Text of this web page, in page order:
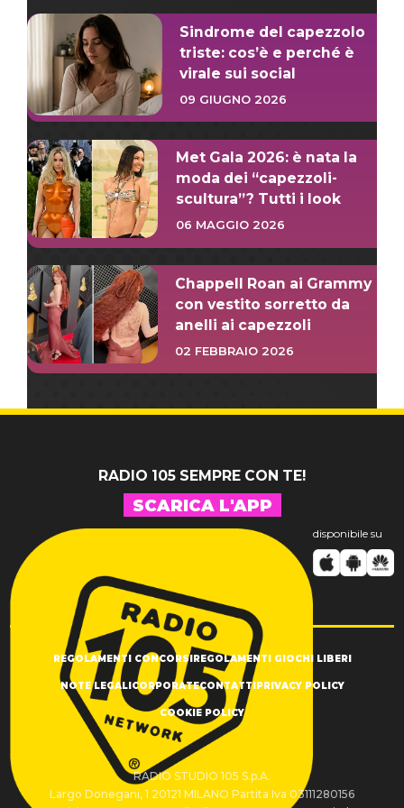
Sindrome del capezzolo
triste: cos’è e perché è
virale sui social
09 GIUGNO 2026
Met Gala 2026: è nata la
moda dei “capezzoli-
scultura”? Tutti i look
06 MAGGIO 2026
Chappell Roan ai Grammy
con vestito sorretto da
anelli ai capezzoli
02 FEBBRAIO 2026
RADIO 105 SEMPRE CON TE!
SCARICA L'APP
disponibile su
REGOLAMENTI CONCORSIREGOLAMENTI GIOCHI LIBERI
NOTE LEGALICORPORATECONTATTIPRIVACY POLICY
COOKIE POLICY
RADIO STUDIO 105 S.p.A.
Largo Donegani, 1 20121 MILANO Partita Iva 03111280156